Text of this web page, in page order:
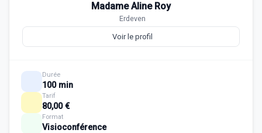
Madame Aline Roy
Erdeven
Voir le profil
Durée
100 min
Tarif
80,00 €
Format
Visioconférence